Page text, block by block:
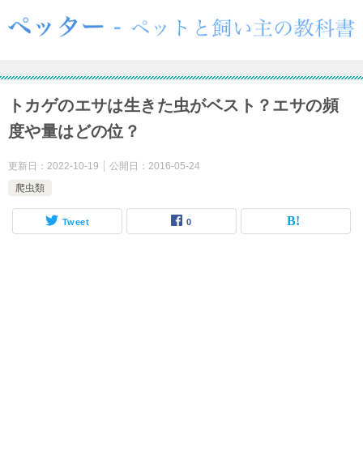
トカゲのエサは生きた虫がベスト？エサの頻
度や量はどの位？
更新日： 2022-10-19 公開日： 2016-05-24
爬虫類
Tweet 0